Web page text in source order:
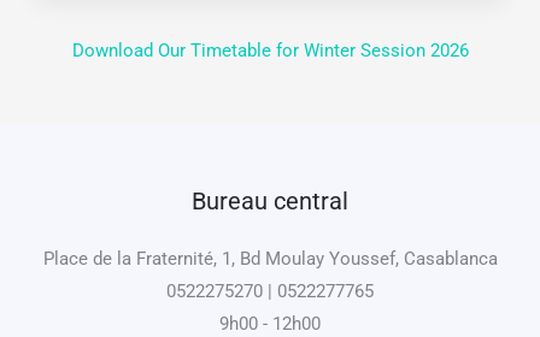
Download Our Timetable for Winter Session 2026
Bureau central
Place de la Fraternité, 1, Bd Moulay Youssef, Casablanca
0522275270 | 0522277765
9h00 - 12h00